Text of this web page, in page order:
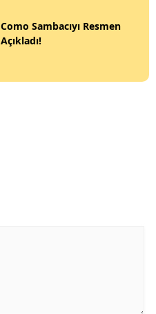
Como Sambacıyı Resmen
Açıkladı!